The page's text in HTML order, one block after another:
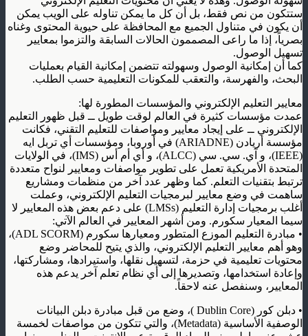
ستتكون من نص فقط، بل أن كل ما يمكن تناوله على الويب يمكن
أن يكون في متناول الجميع مع المحافظة على حيوية المحتوى وغناه
بصرياً، إذا ما راعى المصممون الحالات السابقة والتزموا بمعايير
تسهيل الوصول.
كما أن إمكانية الوصول وسهولته تتضمن إمكانية القيام بعمليات
البحث، والفهرسة، والتعقب للمكونات التعليمية حسب الطلب.
معايير التعليم الإلكتروني والمؤسسات المطورة لها:
عمدت مؤسسات كثيرة في العالم لوقت طويل ــ قبل ظهور التعليم
الإلكتروني ــ على إيجاد معايير ومواصفات للتعليم التقني، فكانت
مؤسسة أريادن (ARIADNE)
في أوروبا، ومؤسسات أي تربل ايه
(IEEE)
، و آي. سي. سي (ALCC) ، و أي أم أس (IMS)
، في الولايات
المتحدة الأمريكية تعمل على تطوير مواصفات ومعايير لنواح متعددة
ترتبط بتقنيات التعلم. كما وظهر عدد آخر من منظمات ومشاريع
ساهمت في وضع معايير لبرمجيات التعليم الإلكتروني، وعملت
أغلب برمجيات إدارة التعليم (LMSs)
على دعم بعض هذه المعايير لا
سيما المعيار سكورم. ومن أشهر المعايير في العالم الآتي:
• مبادرة التعليم الموزع المتطور ومعيارها سكورم (ADL SCORM)
،
وهو أهم معايير التعليم الإلكتروني، والذي يتيح للمحاضر وضع
محتويات تعليمية في حزمة، لتسهيل نقلها، واستيرادها، ومشاركتها،
وإعادة استخدامها، وتصديرها إلى أي نظام تعلم آخر يدعم هذه
المعايير، وسنفصل عنه لاحقاً.
• دبلن كور (Dublin Core )
، وضع من قبل مبادرة دبلن البيانات
الوصفية الأساسية (Metadata)
، والتي تتكون من مواصفات لخمسة